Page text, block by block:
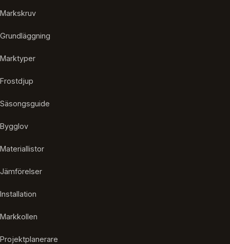
Markskruv
Grundläggning
Marktyper
Frostdjup
Säsongsguide
Bygglov
Materiallistor
Jämförelser
Installation
Markkollen
Projektplanerare